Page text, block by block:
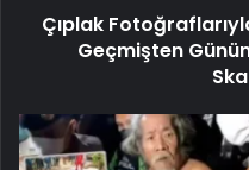
Çıplak
Geçmişten